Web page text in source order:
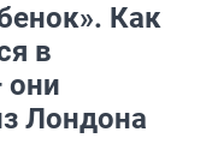
Как
в
они
Лондона